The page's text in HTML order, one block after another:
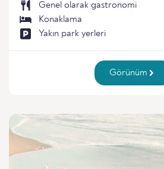
Genel olarak gastronomi
Konaklama
Yakın park yerleri
Görünüm